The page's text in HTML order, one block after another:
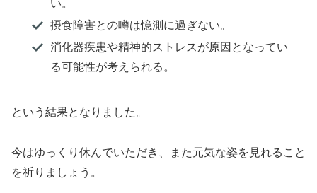
い。
摂食障害との噂は憶測に過ぎない。
消化器疾患や精神的ストレスが原因となってい
る可能性が考えられる。
という結果となりました。
今はゆっくり休んでいただき、また元気な姿を見れること
を祈りましょう。